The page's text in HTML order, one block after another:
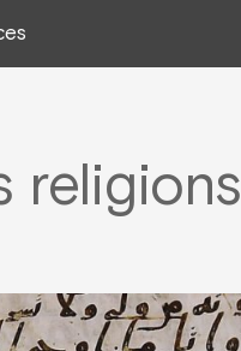
religions